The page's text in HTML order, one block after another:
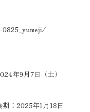
0825_yumeji/
年9月7日（土）
：2025年1月18日